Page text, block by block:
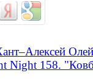
Night 158.